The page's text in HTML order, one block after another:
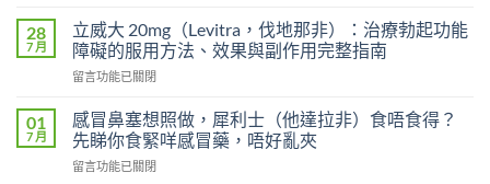
癮
嗎？
效
利
士
副
達
雙
效
片
Super
Power）
果
而
鋼
（Viagra，
西
那
非）
副
作
28
7 月
立威大 20mg（Levitra，伐地那非）：治療勃起功能
障礙的服用方法、效果與副作用完整指南
在
威
大
20mg（Levitra，
伐
留言功能已關閉
01
7 月
感冒鼻塞想照做，犀利士（他達拉非）食唔食得？
先睇你食緊咩感冒藥，唔好亂夾
在
留言功能已關閉